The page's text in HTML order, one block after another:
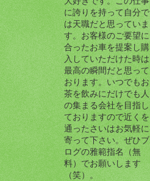
に誇りを持って自分で
は天職だと思っていま
す。お客様のご要望に
合ったお車を提案し購
入していただけた時は
最高の瞬間だと思って
おります。いつでもお
茶を飲みにだけでも人
の集まる会社を目指し
ておりますので近くを
通ったさいはお気軽に
寄って下さい。ぜひブ
ログの雅範指名（無
料）でお願いします
（笑）。